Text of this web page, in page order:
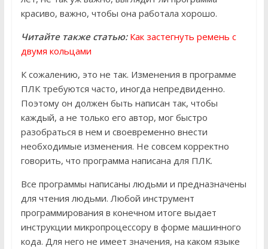
красиво, важно, чтобы она работала хорошо.
Читайте также статью: Как застегнуть ремень с
двумя кольцами
К сожалению, это не так. Изменения в программе
ПЛК требуются часто, иногда непредвиденно.
Поэтому он должен быть написан так, чтобы
каждый, а не только его автор, мог быстро
разобраться в нем и своевременно внести
необходимые изменения. Не совсем корректно
говорить, что программа написана для ПЛК.
Все программы написаны людьми и предназначены
для чтения людьми. Любой инструмент
программирования в конечном итоге выдает
инструкции микропроцессору в форме машинного
кода. Для него не имеет значения, на каком языке